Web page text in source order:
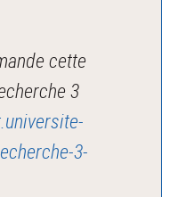
cette
3
3-